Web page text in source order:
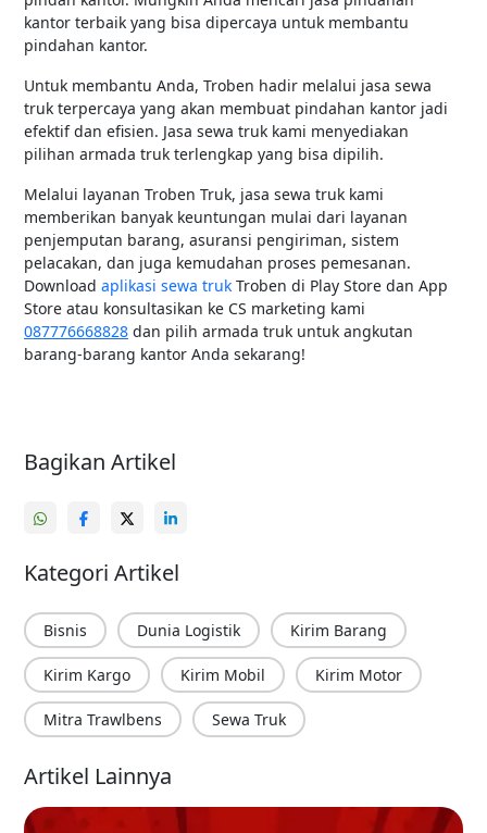
kantor terbaik yang bisa dipercaya untuk membantu
pindahan kantor.
Untuk membantu Anda, Troben hadir melalui jasa sewa
truk terpercaya yang akan membuat pindahan kantor jadi
efektif dan efisien. Jasa sewa truk kami menyediakan
pilihan armada truk terlengkap yang bisa dipilih.
Melalui layanan Troben Truk, jasa sewa truk kami
memberikan banyak keuntungan mulai dari layanan
penjemputan barang, asuransi pengiriman, sistem
pelacakan, dan juga kemudahan proses pemesanan.
Download aplikasi sewa truk Troben di Play Store dan App
Store atau konsultasikan ke CS marketing kami
087776668828 dan pilih armada truk untuk angkutan
barang-barang kantor Anda sekarang!
Bagikan Artikel
Kategori Artikel
Bisnis Dunia Logistik Kirim Barang
Kirim Kargo Kirim Mobil Kirim Motor
Mitra Trawlbens Sewa Truk
Artikel Lainnya